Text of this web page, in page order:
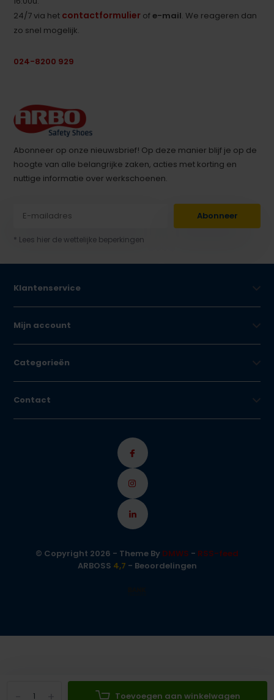
Toevoegen aan winkelwagen
24/7 via het contactformulier ofe-mail. We reageren dan
zo snel mogelijk.
024-8200 929
Abonneer op onze nieuwsbrief! Op deze manier blijf je op de
hoogte van alle belangrijke zaken, acties met korting en
nuttige informatie over werkschoenen.
Abonneer
* Lees hier de wettelijke beperkingen
Klantenservice
Mijn account
Categorieën
Contact
© Copyright 2026 - Theme By DMWS - RSS-feed
ARBOSS 4,7 - Beoordelingen